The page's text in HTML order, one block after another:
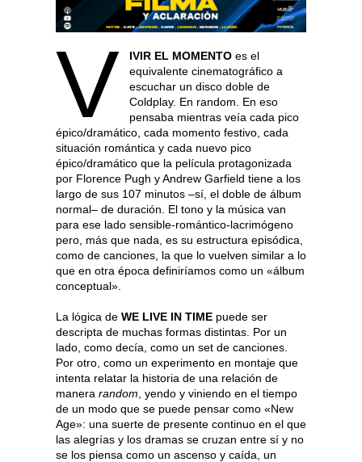
V IVIR EL MOMENTOes el
equivalente cinematográfico a
escuchar un disco doble de
Coldplay. En random. En eso
pensaba mientras veía cada pico
épico/dramático, cada momento festivo, cada
situación romántica y cada nuevo pico
épico/dramático que la película protagonizada
por Florence Pugh y Andrew Garfield tiene a los
largo de sus 107 minutos –sí, el doble de álbum
normal– de duración. El tono y la música van
para ese lado sensible-romántico-lacrimógeno
pero, más que nada, es su estructura episódica,
como de canciones, la que lo vuelven similar a lo
que en otra época definiríamos como un «álbum
conceptual».
La lógica de WE LIVE IN TIME puede ser
descripta de muchas formas distintas. Por un
lado, como decía, como un set de canciones.
Por otro, como un experimento en montaje que
intenta relatar la historia de una relación de
manera random , yendo y viniendo en el tiempo
de un modo que se puede pensar como «New
Age»: una suerte de presente continuo en el que
las alegrías y los dramas se cruzan entre sí y no
se los piensa como un ascenso y caída, un